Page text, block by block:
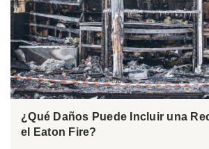
¿Qué Daños Puede Incluir una
el Eaton Fire?